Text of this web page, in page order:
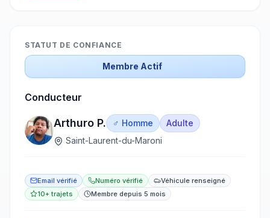
STATUT DE CONFIANCE
Membre Actif
Conducteur
Arthuro P. ♂ Homme
Adulte
Saint-Laurent-du-Maroni
Email vérifié Numéro vérifié
Véhicule renseigné
10+ trajets
Membre depuis 5 mois